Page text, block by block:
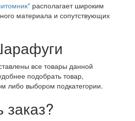
располагает широким
материала и сопутствующих
все товары данной
подобрать товар,
либо выбором подкатегории.
заказ?